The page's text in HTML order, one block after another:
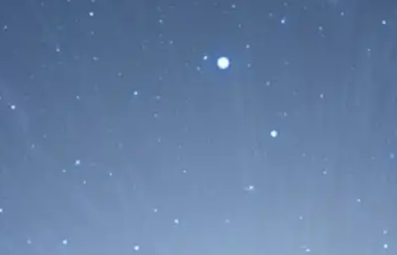
Encélado Revela una Química
Orgánica Compleja en su Océano
02/10/2025